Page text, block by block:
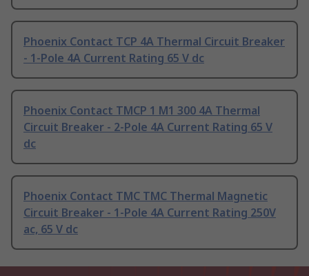
Phoenix Contact TCP 4A Thermal Circuit Breaker
- 1-Pole 4A Current Rating 65 V dc
Phoenix Contact TMCP 1 M1 300 4A Thermal
Circuit Breaker - 2-Pole 4A Current Rating 65 V
dc
Phoenix Contact TMC TMC Thermal Magnetic
Circuit Breaker - 1-Pole 4A Current Rating 250V
ac, 65 V dc